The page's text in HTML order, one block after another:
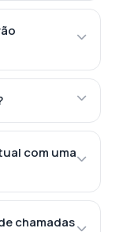
com uma
chamadas